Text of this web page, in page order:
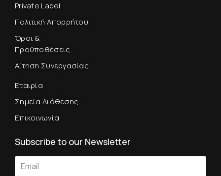
Private Label
Πολιτική Απορρήτου
Όροι &
Προϋποθέσεις
Αίτηση Συνεργασίας
Εταιρία
Σημεία Διάθεσης
Επικοινωνία
Subscribe to our Newsletter